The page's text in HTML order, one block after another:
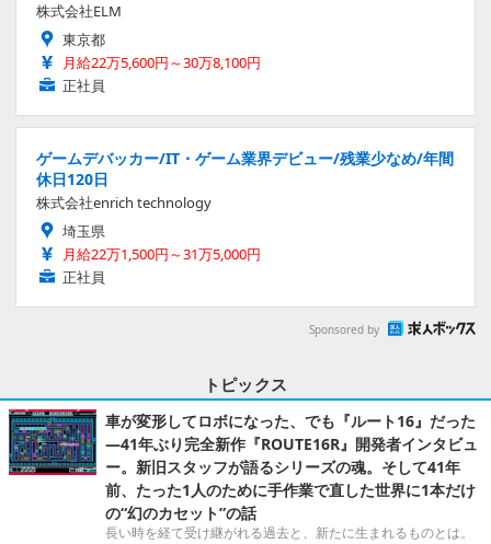
株式会社ELM
東京都
月給22万5,600円～30万8,100円
正社員
ゲームデバッカー/IT・ゲーム業界デビュー/残業少なめ/年間
休日120日
株式会社enrich technology
埼玉県
月給22万1,500円～31万5,000円
正社員
Sponsored by
トピックス
車が変形してロボになった、でも『ルート16』だった
―41年ぶり完全新作『ROUTE16R』開発者インタビュ
ー。新旧スタッフが語るシリーズの魂。そして41年
前、たった1人のために手作業で直した世界に1本だけ
の“幻のカセット”の話
長い時を経て受け継がれる過去と、新たに生まれるものとは。